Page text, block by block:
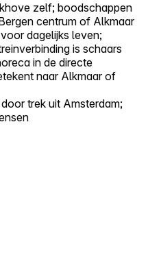
zelf; boodschappen
centrum of Alkmaar
dagelijks leven;
is schaars
in de directe
naar Alkmaar of
trek uit Amsterdam;